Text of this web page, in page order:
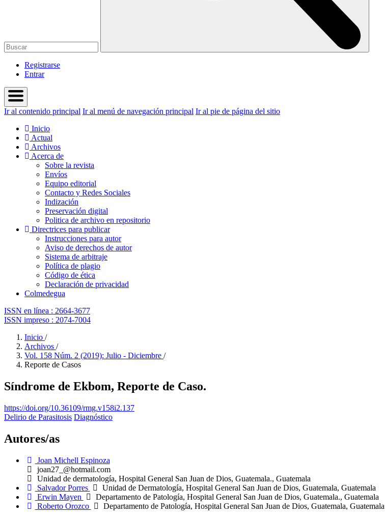
Registrarse
Entrar
Ir al contenido principal Ir al menú de navegación principal Ir al pie de página del sitio
Inicio
Actual
Archivos
Acerca de
Sobre la revista
Envíos
Equipo editorial
Contacto y Redes Sociales
Indización
Preservación digital
Politica de archivo en repositorio
Directrices para publicar
Instrucciones para autor
Aviso de derechos de autor
Sistema de arbitraje
Política de plagio
Código de ética
Declaración de privacidad
Colmedegua
ISSN en línea : 2664-3677
ISSN impreso : 2074-7004
Inicio /
Archivos /
Vol. 158 Núm. 2 (2019): Julio - Diciembre /
Reporte de Casos
Síndrome de Ekbom, Reporte de Caso.
https://doi.org/10.36109/rmg.v158i2.137
Delirio de Parasitosis Diagnóstico
Autores/as
Joan Michell Espinoza
joan27_@hotmail.com
Unidad de dermatología, Hospital General San Juan de Dios, Guatemala., Guatemala
Salvador Porres
Unidad de Dermatología, Hospital General San Juan de Dios, Guatemala, Guatemala
Erwin Mayen
Departamento de Patología, Hospital General San Juan de Dios, Guatemala., Guatemala
Roberto Orozco
Departamento de Patología, Hospital General San Juan de Dios, Guatemala, Guatemala